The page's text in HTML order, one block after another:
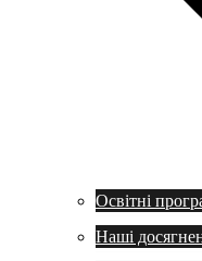
Освітні
Наші